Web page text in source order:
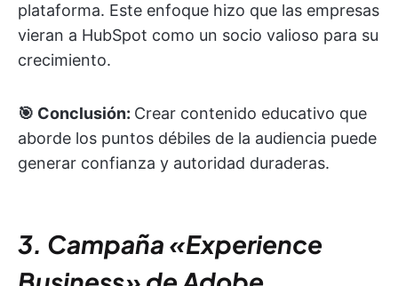
plataforma. Este enfoque hizo que las empresas
vieran a HubSpot como un socio valioso para su
crecimiento.
🎯 Conclusión: Crear contenido educativo que
aborde los puntos débiles de la audiencia puede
generar confianza y autoridad duraderas.
3. Campaña «Experience